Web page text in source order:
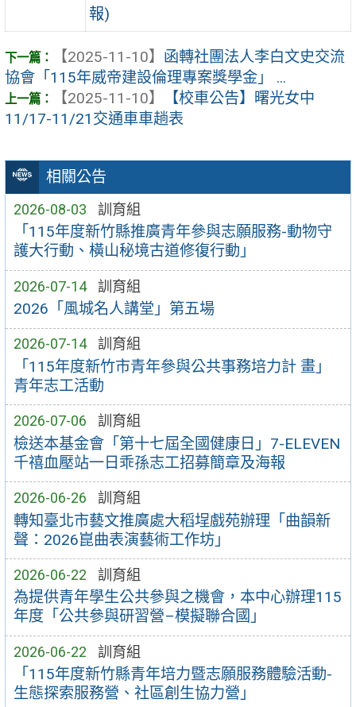
相關公告
2026-08-03 訓育組
「115年度新竹縣推廣青年參與志願服務-動物守
護大行動、橫山秘境古道修復行動」
2026-07-14 訓育組
2026「風城名人講堂」第五場
2026-07-14 訓育組
「115年度新竹市青年參與公共事務培力計 畫」
青年志工活動
2026-07-06 訓育組
檢送本基金會「第十七屆全國健康日」7-ELEVEN
千禧血壓站一日乖孫志工招募簡章及海報
2026-06-26 訓育組
轉知臺北市藝文推廣處大稻埕戲苑辦理「曲韻新
聲：2026崑曲表演藝術工作坊」
2026-06-22 訓育組
為提供青年學生公共參與之機會，本中心辦理115
年度「公共參與研習營–模擬聯合國」
2026-06-22 訓育組
「115年度新竹縣青年培力暨志願服務體驗活動-
生態探索服務營、社區創生協力營」
報)
【2025-11-10】 函轉社團法人李白文史交流
協會「115年威帝建設倫理專案獎學金」 ...
【2025-11-10】
【校車公告】曙光女中
11/17-11/21交通車車趟表